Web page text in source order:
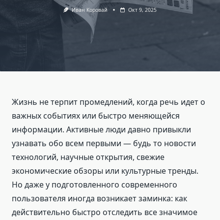
Иван Коровай Окт 9, 2025
Жизнь не терпит промедлений, когда речь идет о
важных событиях или быстро меняющейся
информации. Активные люди давно привыкли
узнавать обо всем первыми — будь то новости
технологий, научные открытия, свежие
экономические обзоры или культурные тренды.
Но даже у подготовленного современного
пользователя иногда возникает заминка: как
действительно быстро отследить все значимое